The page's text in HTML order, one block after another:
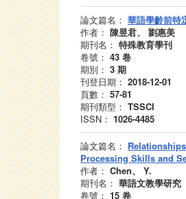
論文篇名： 華語學齡前特
作者： 陳昱君、 劉惠美
期刊名： 特殊教育學刊
卷號： 43 卷
期別： 3 期
刊登日期： 2018-12-01
頁數： 57-81
期刊類型： TSSCI
ISSN： 1026-4485
論文篇名：
Processing Skills and
作者： Chen、 Y.
期刊名： 華語文教學研究
卷號： 15 卷